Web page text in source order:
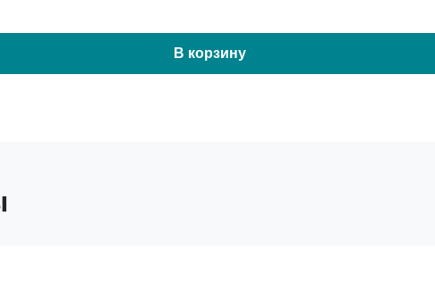
В корзину